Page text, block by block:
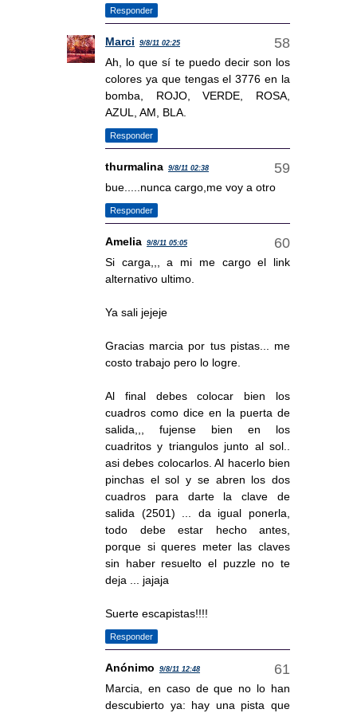
Responder
Marci 9/8/11 02:25
Ah, lo que sí te puedo decir son los
colores ya que tengas el 3776 en la
bomba, ROJO, VERDE, ROSA,
AZUL, AM, BLA.
Responder
thurmalina 9/8/11 02:38
bue.....nunca cargo,me voy a otro
Responder
Amelia 9/8/11 05:05
Si carga,,, a mi me cargo el link
alternativo ultimo.
Ya sali jejeje
Gracias marcia por tus pistas... me
costo trabajo pero lo logre.
Al final debes colocar bien los
cuadros como dice en la puerta de
salida,,, fujense bien en los
cuadritos y triangulos junto al sol..
asi debes colocarlos. Al hacerlo bien
pinchas el sol y se abren los dos
cuadros para darte la clave de
salida (2501) ... da igual ponerla,
todo debe estar hecho antes,
porque si queres meter las claves
sin haber resuelto el puzzle no te
deja ... jajaja
Suerte escapistas!!!!
Responder
Anónimo 9/8/11 12:48
Marcia, en caso de que no lo han
descubierto ya: hay una pista que